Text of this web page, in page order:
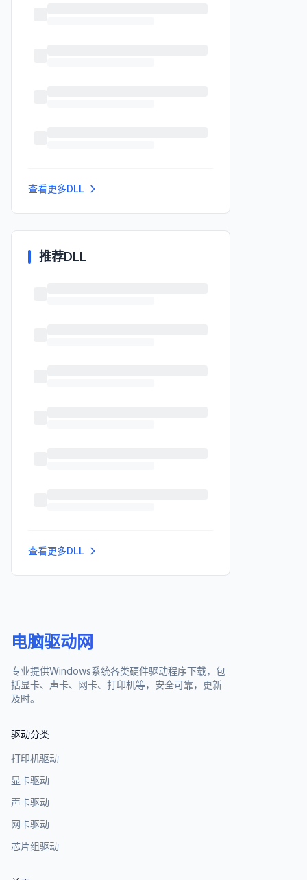
查看更多DLL
推荐DLL
查看更多DLL
电脑驱动网
专业提供Windows系统各类硬件驱动程序下载，包
括显卡、声卡、网卡、打印机等，安全可靠，更新
及时。
驱动分类
打印机驱动
显卡驱动
声卡驱动
网卡驱动
芯片组驱动